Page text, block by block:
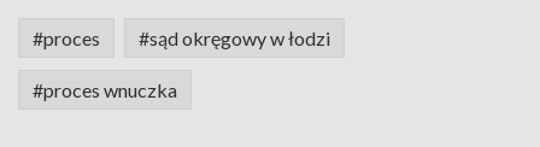
#proces #sąd okręgowy w łodzi
#proces wnuczka